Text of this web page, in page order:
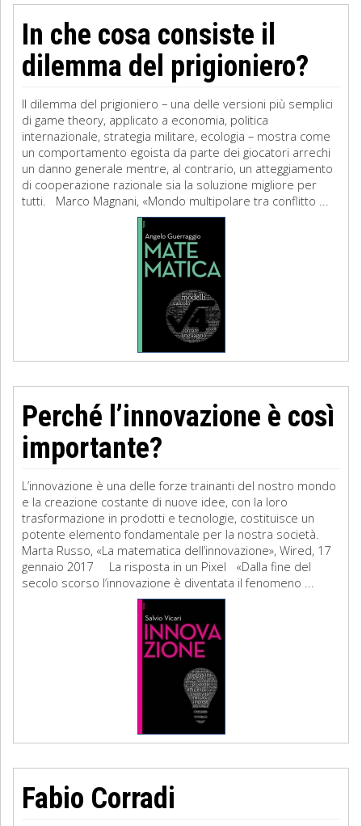
In che cosa consiste il
dilemma del prigioniero?
Il dilemma del prigioniero – una delle versioni più semplici
di game theory, applicato a economia, politica
internazionale, strategia militare, ecologia – mostra come
un comportamento egoista da parte dei giocatori arrechi
un danno generale mentre, al contrario, un atteggiamento
di cooperazione razionale sia la soluzione migliore per
tutti. Marco Magnani, «Mondo multipolare tra conflitto ...
Perché l’innovazione è così
importante?
L’innovazione è una delle forze trainanti del nostro mondo
e la creazione costante di nuove idee, con la loro
trasformazione in prodotti e tecnologie, costituisce un
potente elemento fondamentale per la nostra società.
Marta Russo, «La matematica dell’innovazione», Wired, 17
gennaio 2017 La risposta in un Pixel «Dalla fine del
secolo scorso l’innovazione è diventata il fenomeno ...
Fabio Corradi